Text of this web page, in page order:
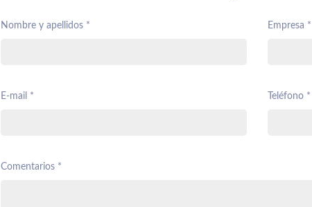
Nombre y apellidos * Empresa *
E-mail * Teléfono *
Comentarios *